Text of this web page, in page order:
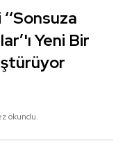
Yeni Bir
okundu.